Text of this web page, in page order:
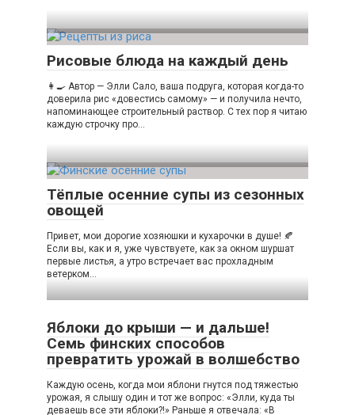
Рисовые блюда на каждый день
👩‍🍳 Автор — Элли Сало, ваша подруга, которая когда-то
доверила рис «довестись самому» — и получила нечто,
напоминающее строительный раствор. С тех пор я читаю
каждую строчку про…
Тёплые осенние супы из сезонных
овощей
Привет, мои дорогие хозяюшки и кухарочки в душе! 🍂
Если вы, как и я, уже чувствуете, как за окном шуршат
первые листья, а утро встречает вас прохладным
ветерком…
Яблоки до крыши — и дальше!
Семь финских способов
превратить урожай в волшебство
Каждую осень, когда мои яблони гнутся под тяжестью
урожая, я слышу один и тот же вопрос: «Элли, куда ты
деваешь все эти яблоки?!» Раньше я отвечала: «В